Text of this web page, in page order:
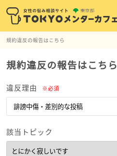
規約違反の報告はこちら
規約違反の報告はこちら
違反理由 ※必須
該当トピック